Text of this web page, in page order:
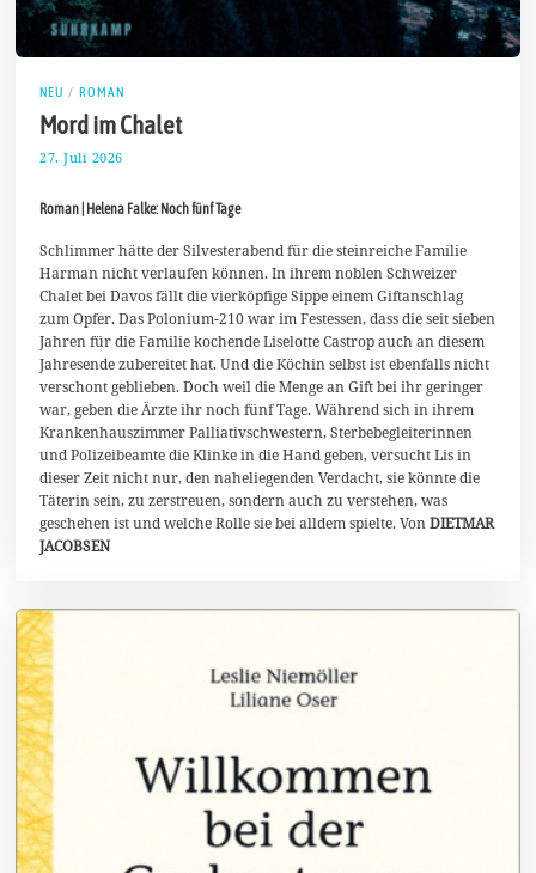
NEU / ROMAN
Mord im Chalet
27. Juli 2026
u
u
s
t
2
0
2
Roman | Helena Falke: Noch fünf Tage
Schlimmer hätte der Silvesterabend für die steinreiche Familie
Harman nicht verlaufen können. In ihrem noblen Schweizer
Chalet bei Davos fällt die vierköpfige Sippe einem Giftanschlag
zum Opfer. Das Polonium-210 war im Festessen, dass die seit sieben
Jahren für die Familie kochende Liselotte Castrop auch an diesem
Jahresende zubereitet hat. Und die Köchin selbst ist ebenfalls nicht
verschont geblieben. Doch weil die Menge an Gift bei ihr geringer
war, geben die Ärzte ihr noch fünf Tage. Während sich in ihrem
Krankenhauszimmer Palliativschwestern, Sterbebegleiterinnen
und Polizeibeamte die Klinke in die Hand geben, versucht Lis in
dieser Zeit nicht nur, den naheliegenden Verdacht, sie könnte die
Täterin sein, zu zerstreuen, sondern auch zu verstehen, was
geschehen ist und welche Rolle sie bei alldem spielte. VonDIETMAR
JACOBSEN